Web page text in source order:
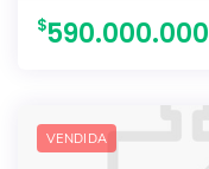
590.000.000
VENDIDA